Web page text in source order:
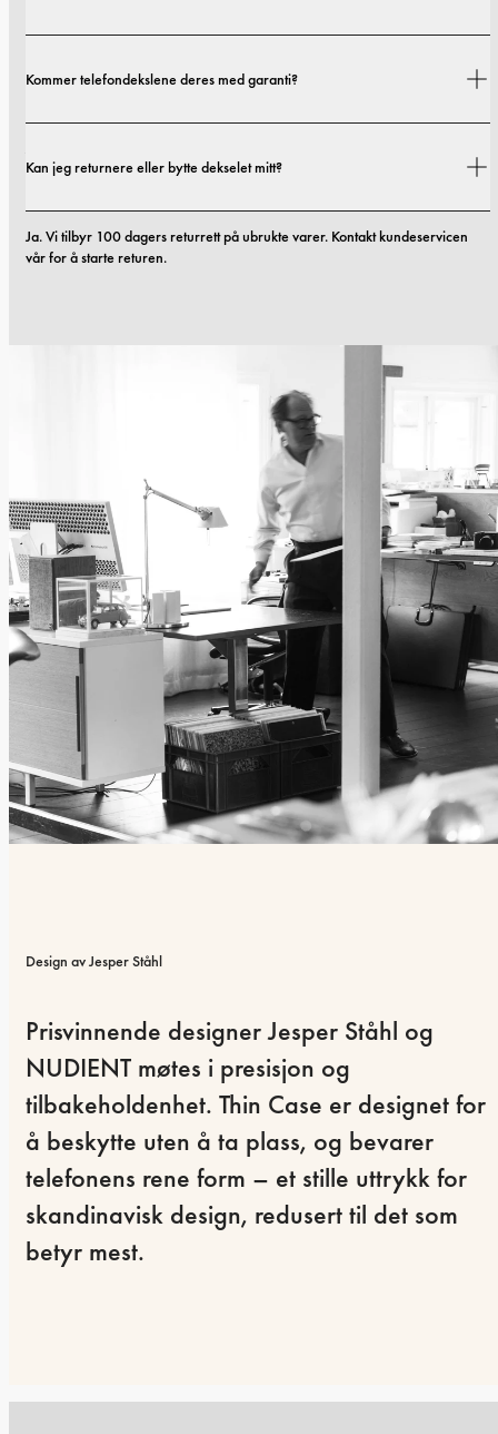
finner alle detaljer i vår fraktpolicy.
Kommer telefondekslene deres med garanti?
materialer eller utførelse innen de første 12 månedene, erstatter vi dekselet
Kan jeg returnere eller bytte dekselet mitt?
Ja. Vi tilbyr 100 dagers returrett på ubrukte varer. Kontakt kundeservicen
vår for å starte returen.
Design av Jesper Ståhl
Prisvinnende designer Jesper Ståhl og
NUDIENT møtes i presisjon og
tilbakeholdenhet. Thin Case er designet for
å beskytte uten å ta plass, og bevarer
telefonens rene form – et stille uttrykk for
skandinavisk design, redusert til det som
betyr mest.